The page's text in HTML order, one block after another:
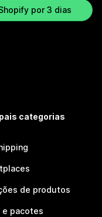
por 3 dias
categorias
de produtos
e pacotes